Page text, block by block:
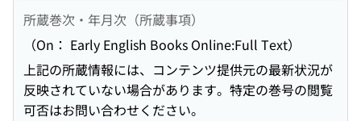
所蔵巻次・年月次（所蔵事項）
（On： Early English Books Online:Full Text）
上記の所蔵情報には、コンテンツ提供元の最新状況が
反映されていない場合があります。特定の巻号の閲覧
可否はお問い合わせください。